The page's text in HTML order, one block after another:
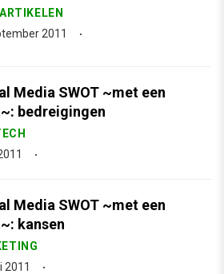
2011
Media SWOT ~met een
bedreigingen
Media SWOT ~met een
kansen
2011